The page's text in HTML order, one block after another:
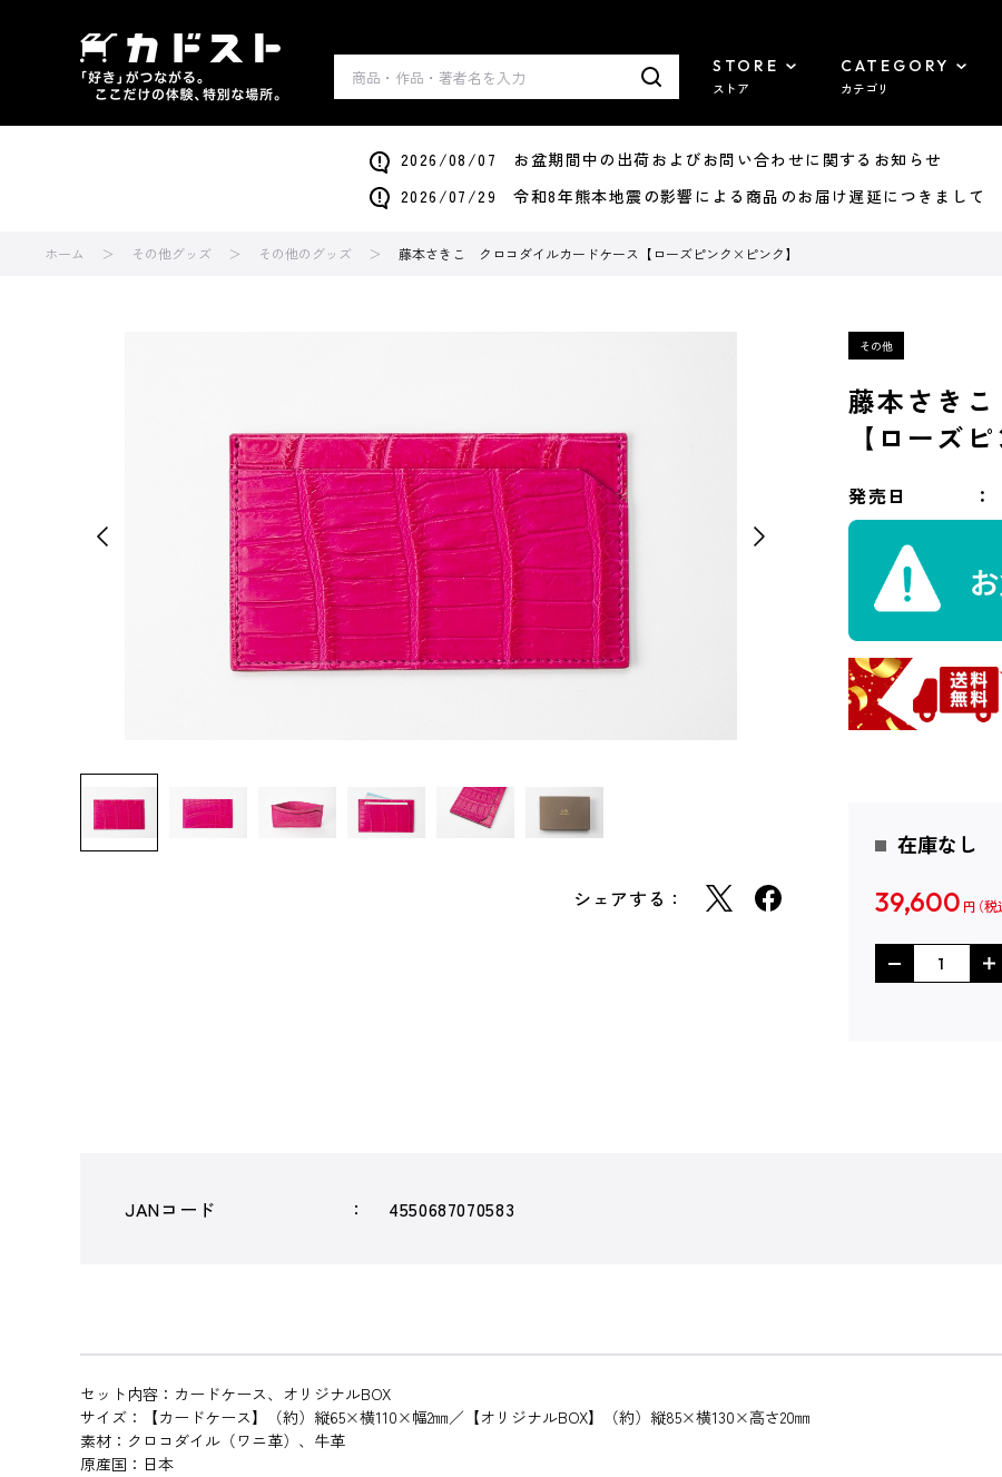
STORE
ストア
CATEGORY
カテゴリ
2026/08/07 お盆期間中の出荷およびお問い合わせに関するお知らせ
2026/07/29 令和8年熊本地震の影響による商品のお届け遅延につきまして
ホーム その他グッズ その他のグッズ 藤本さきこ クロコダイルカードケース【ローズピンク×ピンク】
シェアする：
藤本さき
【ローズ
発売日
在庫なし
39,600 円
JANコード 4550687070583
セット内容：カードケース、オリジナルBOX
サイズ：【カードケース】（約）縦65×横110×幅2㎜／【オリジナルBOX】（約）縦85×横130×高さ20㎜
素材：クロコダイル（ワニ革）、牛革
原産国：日本